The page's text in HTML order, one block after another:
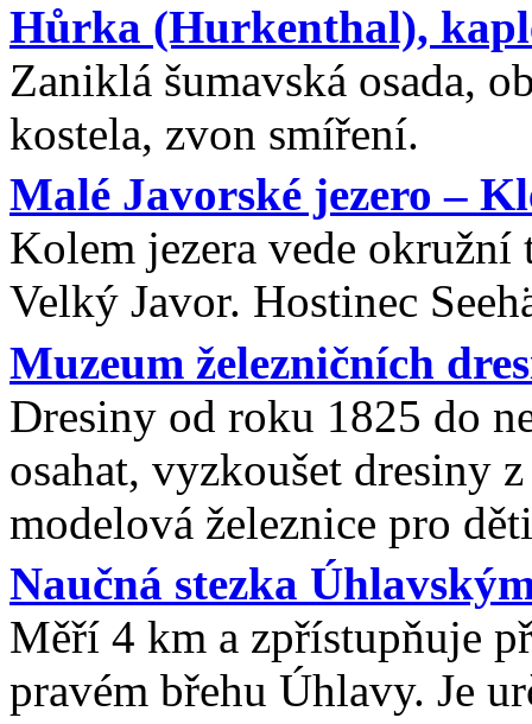
Hůrka (Hurkenthal),
Zaniklá šumavská osada,
kostela, zvon smíření.
Malé Javorské jezero –
Kolem jezera vede
Velký Javor. Hostinec
Muzeum železničních
Dresiny od roku 1825 do
osahat, vyzkoušet dresiny
modelová železnice pro
Naučná stezka
Měří 4 km a zpřístupňuje
pravém břehu Úhlavy. Je